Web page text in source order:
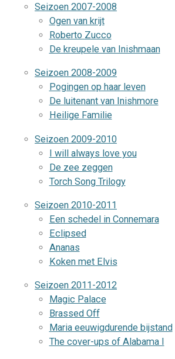
Seizoen 2007-2008
Ogen van krijt
Roberto Zucco
De kreupele van Inishmaan
Seizoen 2008-2009
Pogingen op haar leven
De luitenant van Inishmore
Heilige Familie
Seizoen 2009-2010
I will always love you
De zee zeggen
Torch Song Trilogy
Seizoen 2010-2011
Een schedel in Connemara
Eclipsed
Ananas
Koken met Elvis
Seizoen 2011-2012
Magic Palace
Brassed Off
Maria eeuwigdurende bijstand
The cover-ups of Alabama I